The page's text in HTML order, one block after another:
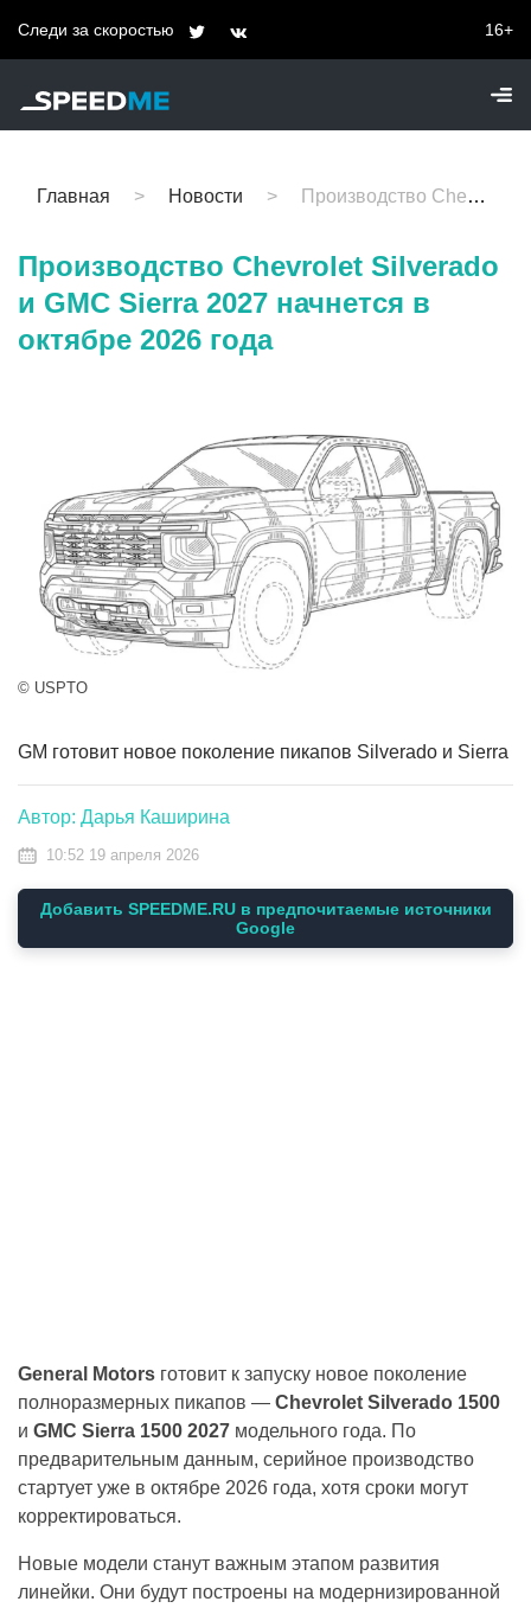
Следи за скоростью 16+
Главная Новости Производство Chevrolet Silverado и GMC Sierra 2027 начнется в октябре 2026 года
Производство Chevrolet Silverado
и GMC Sierra 2027 начнется в
октябре 2026 года
© USPTO
GM готовит новое поколение пикапов Silverado и Sierra
Автор: Дарья Каширина
10:52 19 апреля 2026
Добавить SPEEDME.RU в предпочитаемые источники
Google
General Motors готовит к запуску новое поколение
полноразмерных пикапов — Chevrolet Silverado 1500
и GMC Sierra 1500 2027 модельного года. По
предварительным данным, серийное производство
стартует уже в октябре 2026 года, хотя сроки могут
корректироваться.
Новые модели станут важным этапом развития
линейки. Они будут построены на модернизированной